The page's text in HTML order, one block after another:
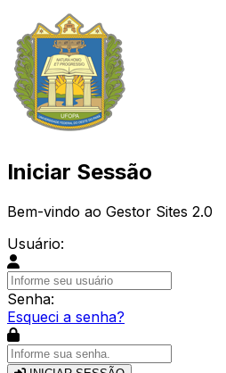
Iniciar Sessão
Bem-vindo ao Gestor Sites 2.0
Usuário:
Senha:
Esqueci a senha?